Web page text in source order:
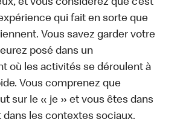
et vous considérez que c’est
qui fait en sorte que
Vous savez garder votre
posé dans un
où les activités se déroulent à
Vous comprenez que
sur le « je » et vous êtes dans
les contextes sociaux.